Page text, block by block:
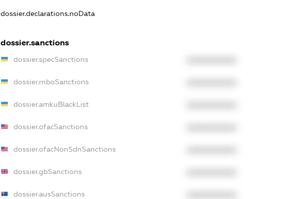
dossier.declarations.noData
dossier.sanctions
dossier.specSanctions
dossier.rnboSanctions
dossier.amkuBlackList
dossier.ofacSanctions
dossier.ofacNonSdnSanctions
dossier.gbSanctions
dossier.ausSanctions